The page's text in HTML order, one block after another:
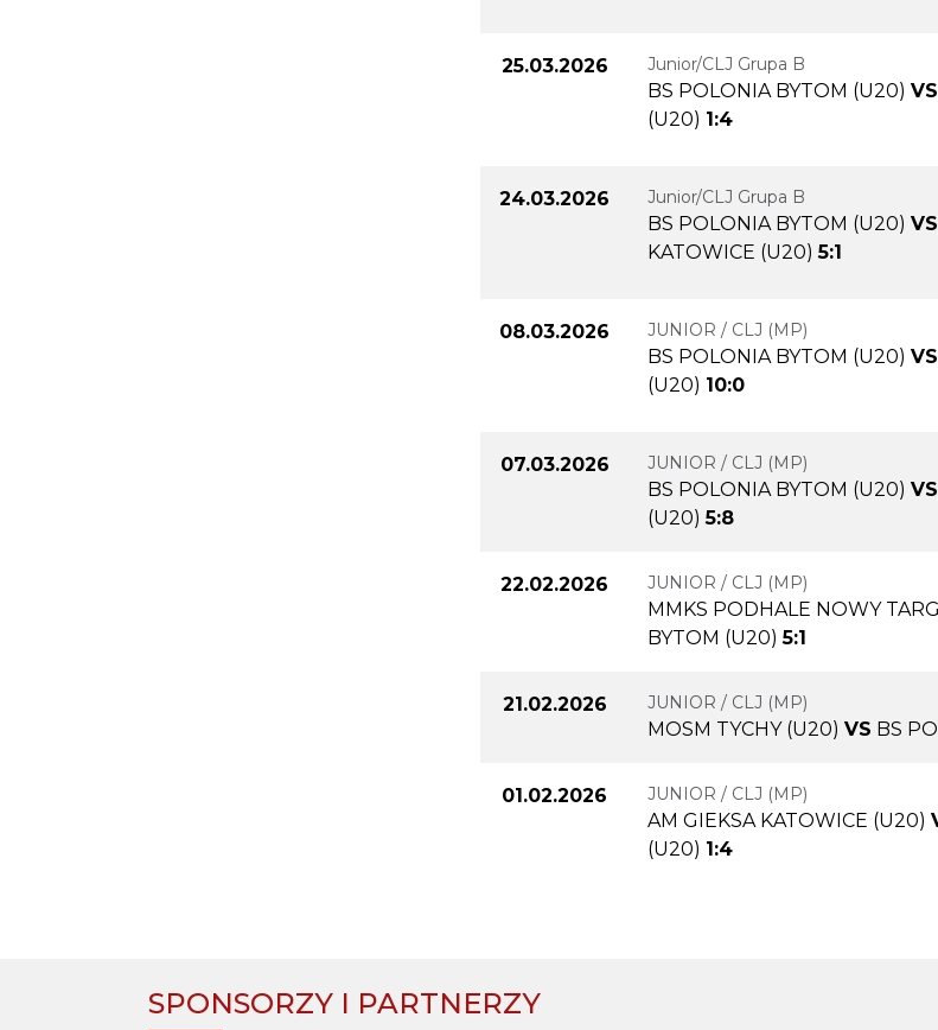
25.03.2026 Junior/CLJ Grupa B
BS POLONIA BYTOM (U20) VS
(U20) 1:4
24.03.2026 Junior/CLJ Grupa B
BS POLONIA BYTOM (U20) VS
KATOWICE (U20) 5:1
08.03.2026 JUNIOR / CLJ (MP)
BS POLONIA BYTOM (U20) VS
(U20) 10:0
07.03.2026 JUNIOR / CLJ (MP)
BS POLONIA BYTOM (U20) VS
(U20) 5:8
22.02.2026 JUNIOR / CLJ (MP)
MMKS PODHALE NOWY
BYTOM (U20) 5:1
21.02.2026 JUNIOR / CLJ (MP)
MOSM TYCHY (U20) VS BS
01.02.2026 JUNIOR / CLJ (MP)
AM GIEKSA KATOWICE (U20)
(U20) 1:4
SPONSORZY I PARTNERZY